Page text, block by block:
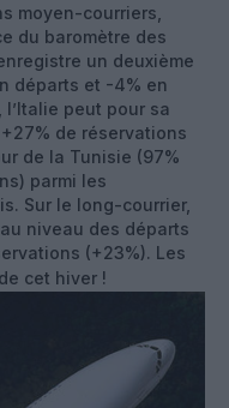
moyen-courriers,
du baromètre des
un deuxième
départs et -4% en
peut pour sa
de réservations
de la Tunisie (97%
parmi les
Sur le long-courrier,
niveau des départs
(+23%). Les
cet hiver !